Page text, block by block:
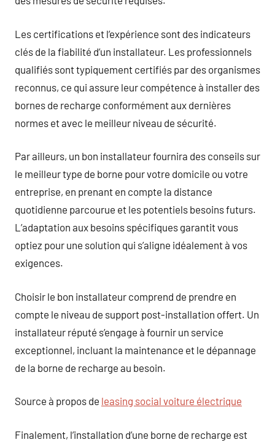
Les certifications et l’expérience sont des indicateurs
clés de la fiabilité d’un installateur. Les professionnels
qualifiés sont typiquement certifiés par des organismes
reconnus, ce qui assure leur compétence à installer des
bornes de recharge conformément aux dernières
normes et avec le meilleur niveau de sécurité.
Par ailleurs, un bon installateur fournira des conseils sur
le meilleur type de borne pour votre domicile ou votre
entreprise, en prenant en compte la distance
quotidienne parcourue et les potentiels besoins futurs.
L’adaptation aux besoins spécifiques garantit vous
optiez pour une solution qui s’aligne idéalement à vos
exigences.
Choisir le bon installateur comprend de prendre en
compte le niveau de support post-installation offert. Un
installateur réputé s’engage à fournir un service
exceptionnel, incluant la maintenance et le dépannage
de la borne de recharge au besoin.
Source à propos de leasing social voiture électrique
Finalement, l’installation d’une borne de recharge est